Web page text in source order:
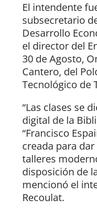
El intendente
subsecretario
Desarrollo
el director del
30 de Agosto,
Cantero, del
Tecnológico de
“Las clases se
digital de la
“Francisco
creada para
talleres
disposición de
mencionó el
Recoulat.